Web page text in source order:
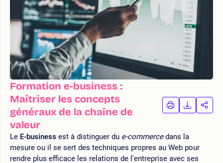
Formation e-business :
Maîtriser les concepts
généraux de la chaîne de
valeur
IMPRIMER
LA
LA
Le E-business est à distinguer du e-commercedans la
mesure ou il se sert des techniques propres au Web pour
rendre plus efficace les relations de l'entreprise avec ses